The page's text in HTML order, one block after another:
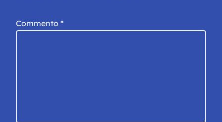
Commento *